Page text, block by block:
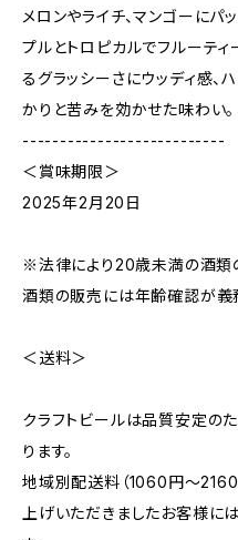
メロンやライチ、マンゴーにパ
プルとトロピカルでフルーテ
るグラッシーさにウッディ感、
かりと苦みを効かせた味わい。
---------------------------
＜賞味期限＞
2025年2月20日
※法律により20歳未満の酒類
酒類の販売には年齢確認が義
＜送料＞
クラフトビールは品質安定の
ります。
地域別配送料（1060円～
上げいただきましたお客様に